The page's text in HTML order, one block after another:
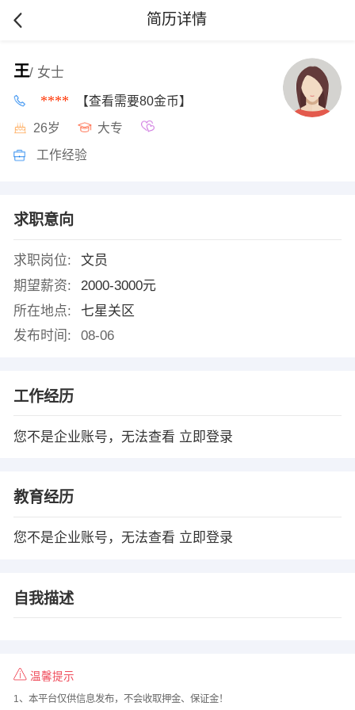
简历详情
王/ 女士
**** 【查看需要80金币】
26岁 大专
工作经验
求职意向
求职岗位:
文员
期望薪资:
2000-3000元
所在地点:
七星关区
发布时间:
08-06
工作经历
您不是企业账号，无法查看 立即登录
教育经历
您不是企业账号，无法查看 立即登录
自我描述
温馨提示
1、本平台仅供信息发布，不会收取押金、保证金！